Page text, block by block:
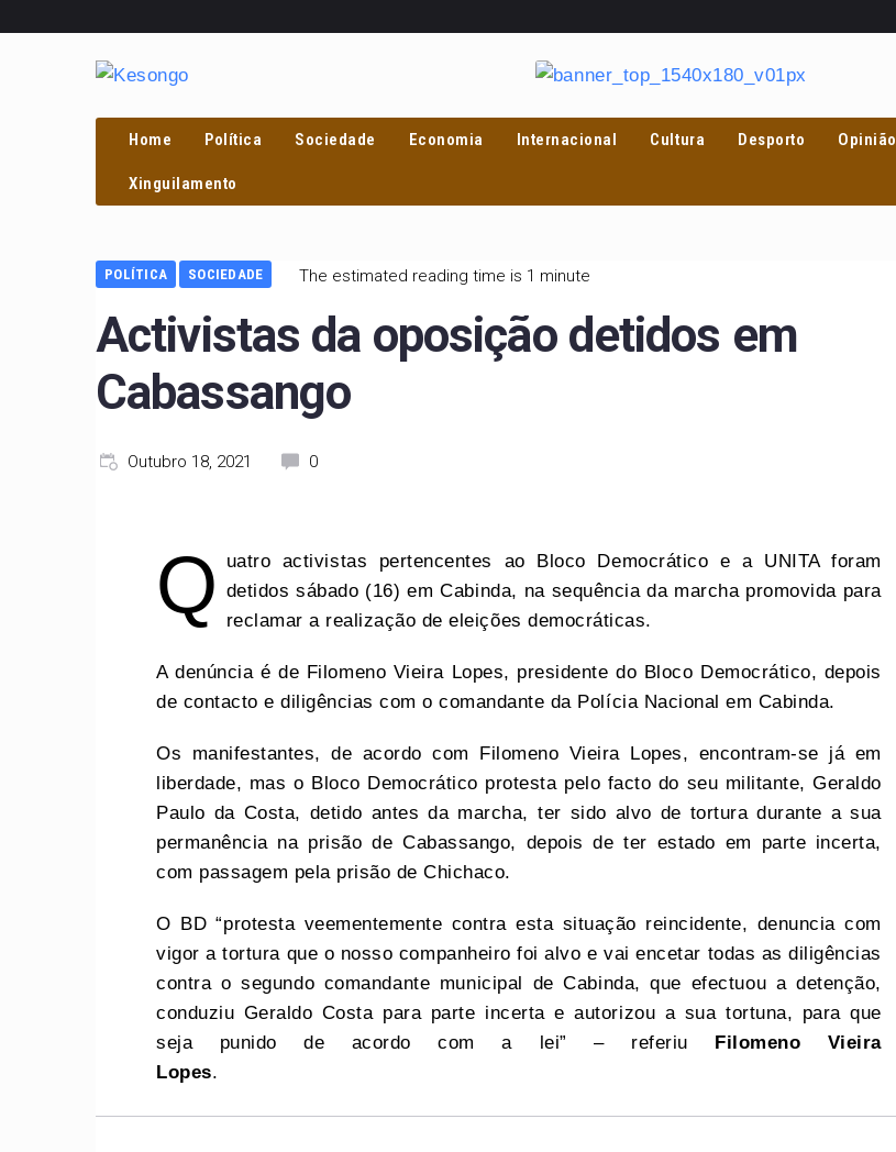
Home Política Sociedade Economia Internacional Cultura Desporto Opinião
Xinguilamento
POLÍTICA SOCIEDADE The estimated reading time is 1 minute
Activistas da oposição detidos em
Cabassango
Outubro 18, 2021 0
Q
uatro activistas pertencentes ao Bloco Democrático e a UNITA foram
detidos sábado (16) em Cabinda, na sequência da marcha promovida para
reclamar a realização de eleições democráticas.
A denúncia é de Filomeno Vieira Lopes, presidente do Bloco Democrático, depois
de contacto e diligências com o comandante da Polícia Nacional em Cabinda.
Os manifestantes, de acordo com Filomeno Vieira Lopes, encontram-se já em
liberdade, mas o Bloco Democrático protesta pelo facto do seu militante, Geraldo
Paulo da Costa, detido antes da marcha, ter sido alvo de tortura durante a sua
permanência na prisão de Cabassango, depois de ter estado em parte incerta,
com passagem pela prisão de Chichaco.
O BD “protesta veementemente contra esta situação reincidente, denuncia com
vigor a tortura que o nosso companheiro foi alvo e vai encetar todas as diligências
contra o segundo comandante municipal de Cabinda, que efectuou a detenção,
conduziu Geraldo Costa para parte incerta e autorizou a sua tortuna, para que
seja punido de acordo com a lei” – referiu Filomeno Vieira
Lopes.